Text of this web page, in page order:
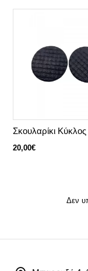
Σκουλαρίκι
20,00€
Δεν